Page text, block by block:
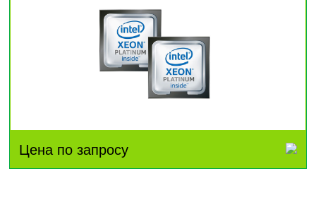
Цена по запросу